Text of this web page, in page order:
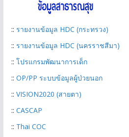
:: รายงานข้อมูล HDC (กระทรวง)
:: รายงานข้อมูล HDC (นครราชสีมา)
:: โปรแกรมพัฒนาการเด็ก
:: OP/PP ระบบข้อมูลผู้ป่วยนอก
:: VISION2020 (สายตา)
:: CASCAP
:: Thai COC